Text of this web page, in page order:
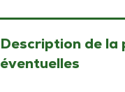
Description de la
éventuelles